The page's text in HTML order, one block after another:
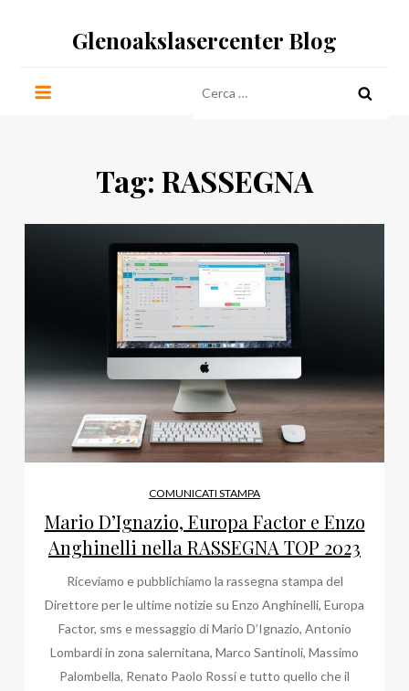
Glenoakslasercenter Blog
per:
Tag: RASSEGNA
COMUNICATI STAMPA
Mario D’Ignazio, Europa Factor e Enzo
Anghinelli nella RASSEGNA TOP 2023
Riceviamo e pubblichiamo la rassegna stampa del
Direttore per le ultime notizie su Enzo Anghinelli, Europa
Factor, sms e messaggio di Mario D’Ignazio, Antonio
Lombardi in zona salernitana, Marco Santinoli, Massimo
Palombella, Renato Paolo Rossi e tutto quello che il